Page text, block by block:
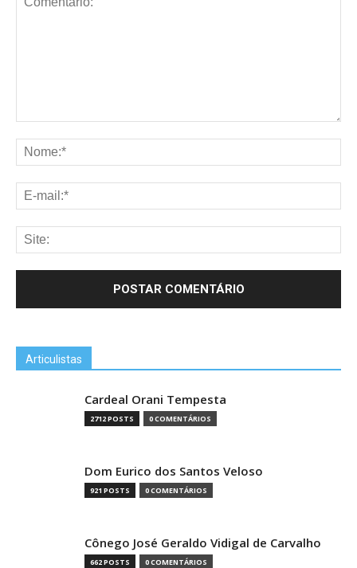
Articulistas
Cardeal Orani Tempesta
2712 POSTS 0 COMENTÁRIOS
Dom Eurico dos Santos Veloso
921 POSTS 0 COMENTÁRIOS
Cônego José Geraldo Vidigal de Carvalho
662 POSTS 0 COMENTÁRIOS